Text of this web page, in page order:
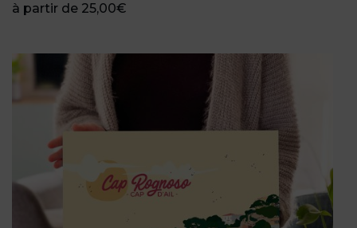
à partir de 25,00€